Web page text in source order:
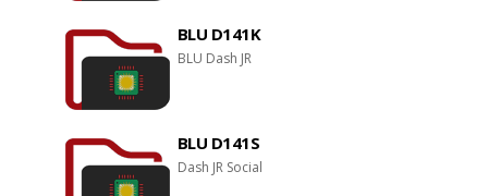
BLU D141K
BLU Dash JR
BLU D141S
Dash JR Social